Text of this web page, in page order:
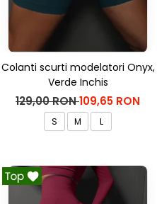
Colanti scurti modelatori Onyx,
Verde Inchis
129,00 RON109,65 RON
S M L